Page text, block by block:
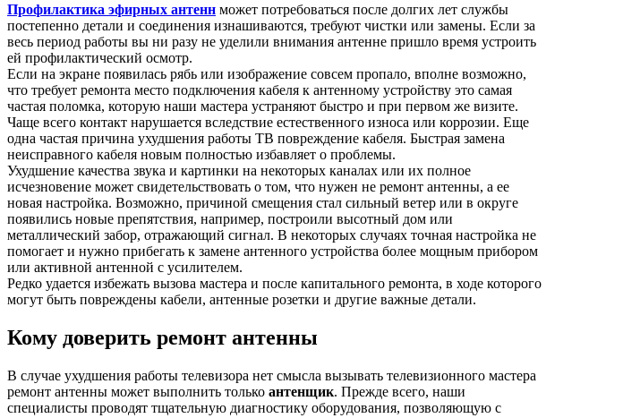
Профилактика эфирных антенн может потребоваться после долгих лет службы
постепенно детали и соединения изнашиваются, требуют чистки или замены. Если за
весь период работы вы ни разу не уделили внимания антенне пришло время устроить
ей профилактический осмотр.
Если на экране появилась рябь или изображение совсем пропало, вполне возможно,
что требует ремонта место подключения кабеля к антенному устройству это самая
частая поломка, которую наши мастера устраняют быстро и при первом же визите.
Чаще всего контакт нарушается вследствие естественного износа или коррозии. Еще
одна частая причина ухудшения работы ТВ повреждение кабеля. Быстрая замена
неисправного кабеля новым полностью избавляет о проблемы.
Ухудшение качества звука и картинки на некоторых каналах или их полное
исчезновение может свидетельствовать о том, что нужен не ремонт антенны, а ее
новая настройка. Возможно, причиной смещения стал сильный ветер или в округе
появились новые препятствия, например, построили высотный дом или
металлический забор, отражающий сигнал. В некоторых случаях точная настройка не
помогает и нужно прибегать к замене антенного устройства более мощным прибором
или активной антенной с усилителем.
Редко удается избежать вызова мастера и после капитального ремонта, в ходе которого
могут быть повреждены кабели, антенные розетки и другие важные детали.
Кому доверить ремонт антенны
В случае ухудшения работы телевизора нет смысла вызывать телевизионного мастера
ремонт антенны может выполнить только антенщик. Прежде всего, наши
специалисты проводят тщательную диагностику оборудования, позволяющую с